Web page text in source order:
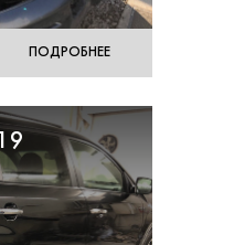
ПОДРОБНЕЕ